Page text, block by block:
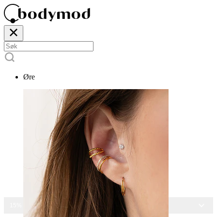
Øre
15% RABATT PÅ ALLE SMYKKER